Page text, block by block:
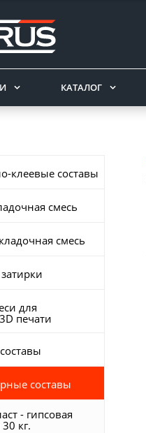
КАТАЛОГ
клеевые составы
смесь
смесь
для
печати
составы
- гипсовая
кг.